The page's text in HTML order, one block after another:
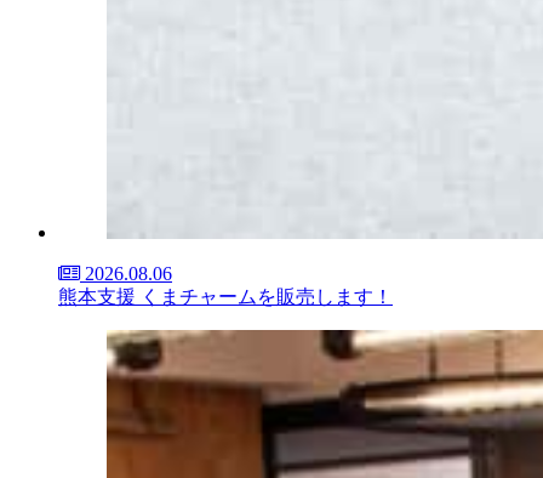
2026.08.06
熊本支援 くまチャームを販売します！